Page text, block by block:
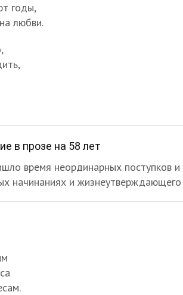
годы,
любви.
в прозе на 58 лет
время неординарных поступков
начинаниях и